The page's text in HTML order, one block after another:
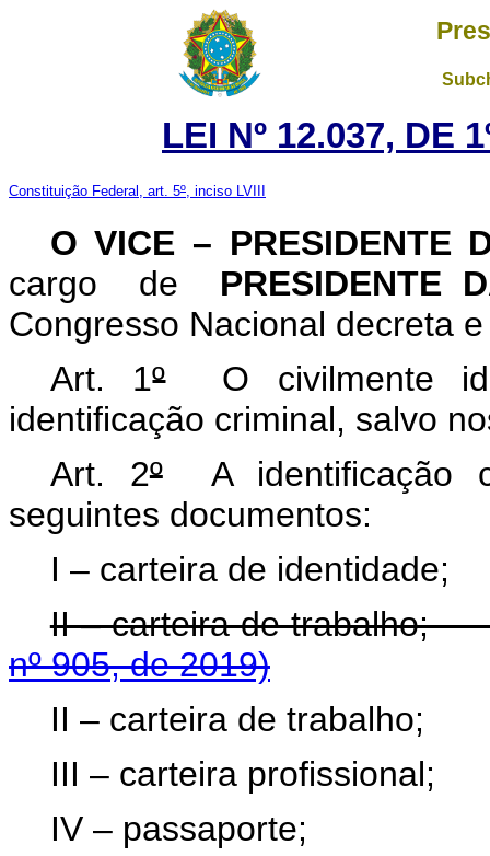
LEI Nº 12.037, DE
Constituição Federal, art. 5º, inciso LVIII
O VICE – PRESIDENTE
cargo de PRESIDENTE
Congresso Nacional decreta
Art. 1ºO civilmente
identificação criminal, salvo
Art. 2ºA identificação
seguintes documentos:
I – carteira de identidade;
II – carteira de
nº 905, de 2019)
II – carteira de trabalho;
III – carteira profissional;
IV – passaporte;